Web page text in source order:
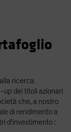
ricerca
dei titoli azionari
che, a nostro
di rendimento a
d'investimento :